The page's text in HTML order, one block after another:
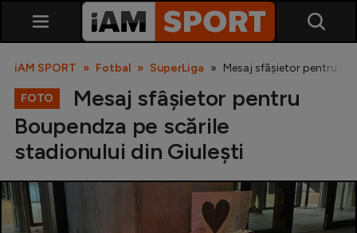
iAM SPORT Fotbal SuperLiga Mesaj sfâșietor pentru
FOTO
Mesaj sfâșietor pentru
Boupendza pe scările
stadionului din Giulești